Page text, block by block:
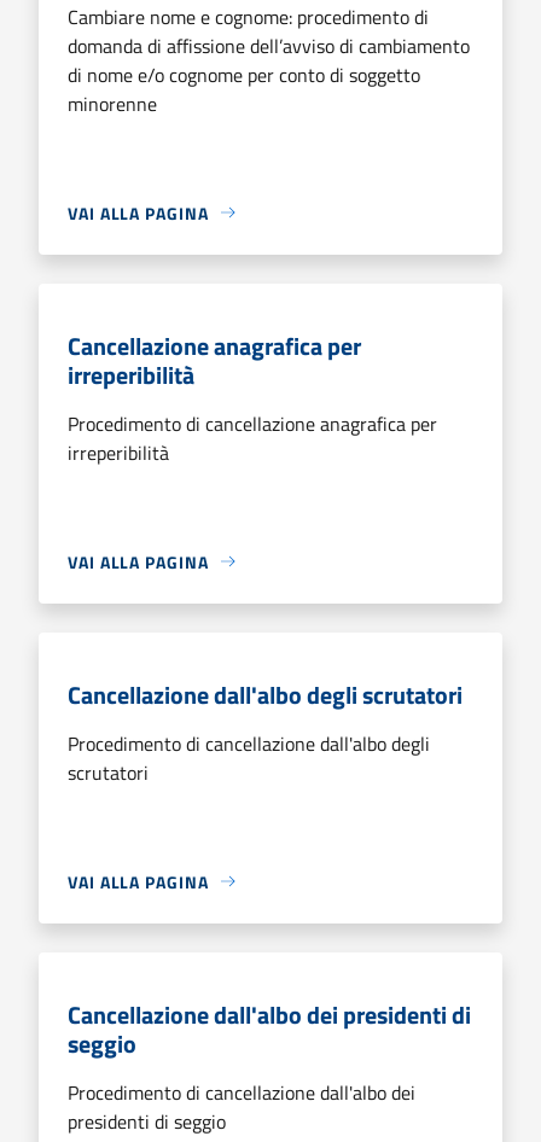
Cambiare nome e cognome: procedimento di
domanda di affissione dell’avviso di cambiamento
di nome e/o cognome per conto di soggetto
minorenne
VAI ALLA PAGINA
Cancellazione anagrafica per
irreperibilità
Procedimento di cancellazione anagrafica per
irreperibilità
VAI ALLA PAGINA
Cancellazione dall'albo degli scrutatori
Procedimento di cancellazione dall'albo degli
scrutatori
VAI ALLA PAGINA
Cancellazione dall'albo dei presidenti di
seggio
Procedimento di cancellazione dall'albo dei
presidenti di seggio